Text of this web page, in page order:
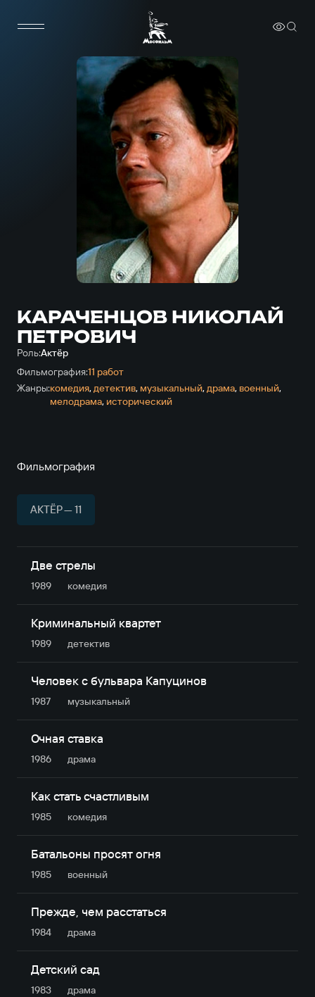
КАРАЧЕНЦОВ НИКОЛАЙ
ПЕТРОВИЧ
Роль:Актёр
Фильмография:11 работ
Жанры:комедия,детектив, музыкальный,драма, военный,
мелодрама, исторический
Фильмография
АКТЁР — 11
Две стрелы
1989 комедия
Криминальный квартет
1989 детектив
Человек с бульвара Капуцинов
1987 музыкальный
Очная ставка
1986 драма
Как стать счастливым
1985 комедия
Батальоны просят огня
1985 военный
Прежде, чем расстаться
1984 драма
Детский сад
1983 драма